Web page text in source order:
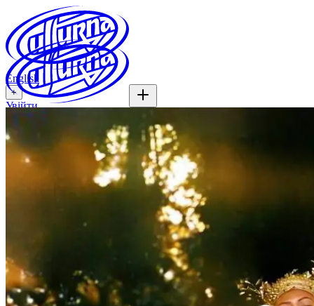
English
+
Увійти